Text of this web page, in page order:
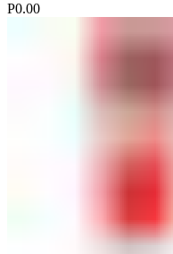
Р0.00